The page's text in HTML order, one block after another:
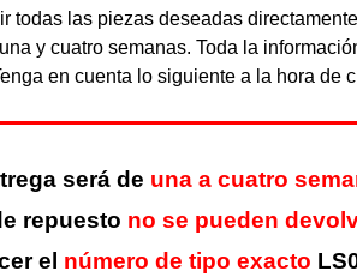
las piezas deseadas
y cuatro semanas. Toda la
en cuenta lo siguiente a la hora de
será de una a cuatro
repuesto no se pueden
el número de tipo exacto